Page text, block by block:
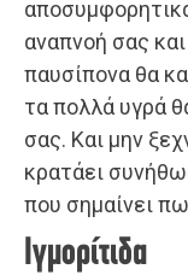
αναπνοή σας
παυσίπονα θα
τα πολλά υγρά
σας. Και μην
κρατάει
που σημαίνει
Ιγμορίτιδα